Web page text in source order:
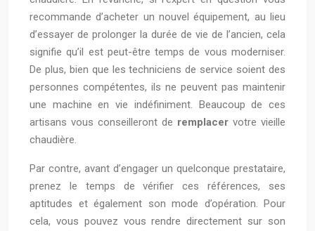
recommande d’acheter un nouvel équipement, au lieu
d’essayer de prolonger la durée de vie de l’ancien, cela
signifie qu’il est peut-être temps de vous moderniser.
De plus, bien que les techniciens de service soient des
personnes compétentes, ils ne peuvent pas maintenir
une machine en vie indéfiniment. Beaucoup de ces
artisans vous conseilleront de remplacer votre vieille
chaudière.
Par contre, avant d’engager un quelconque prestataire,
prenez le temps de vérifier ces références, ses
aptitudes et également son mode d’opération. Pour
cela, vous pouvez vous rendre directement sur son